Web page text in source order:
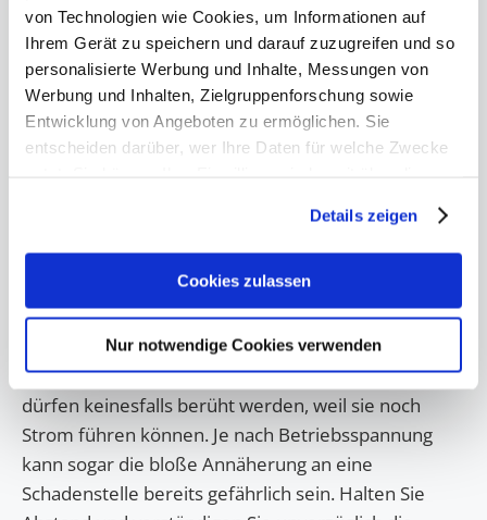
von Technologien wie Cookies, um Informationen auf
Ihrem Gerät zu speichern und darauf zuzugreifen und so
personalisierte Werbung und Inhalte, Messungen von
Werbung und Inhalten, Zielgruppenforschung sowie
Entwicklung von Angeboten zu ermöglichen. Sie
entscheiden darüber, wer Ihre Daten für welche Zwecke
Trigger Symbol ändern oder widerrufen
Wenn Sie es erlauben, würden wir auch gerne:
Informationen über Ihre geografische Lage erfassen,
Ihr Gerät durch aktives Scannen nach bestimmten
Merkmalen (Fingerprinting) identifizieren
Erfahren Sie mehr darüber, wie Ihre persönlichen Daten
verarbeitet werden, und legen Sie Ihre Präferenzen im
Abschnitt Einzelheitenfest.
Details zeigen
Cookies zulassen
Nur notwendige Cookies verwenden
ehemalige E.ON Bayern, heutige Bayernwerk
AG erhalten:
T 09 41-28 00 33 11
F 09 41-28 00 33 12
Achtung
bei beschädigten Freileitungen
Beschädigte Anlagenteile oder defekte Leiterseile
dürfen keinesfalls berüht werden, weil sie noch
Strom führen können. Je nach Betriebsspannung
kann sogar die bloße Annäherung an eine
Schadenstelle bereits gefährlich sein. Halten Sie